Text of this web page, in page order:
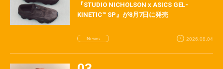
『STUDIO NICHOLSON x ASICS GEL-
KINETIC™ SP』が8月7日に発売
News 2026.08.04